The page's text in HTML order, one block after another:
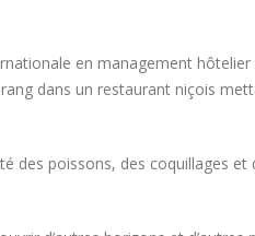
en management
dans un restaurant niçois
des poissons, des coquillages et